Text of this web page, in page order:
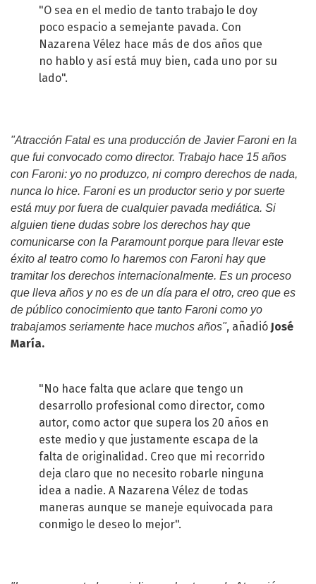
"O sea en el medio de tanto trabajo le doy
poco espacio a semejante pavada. Con
Nazarena Vélez hace más de dos años que
no hablo y así está muy bien, cada uno por su
lado".
"Atracción Fatal es una producción de Javier Faroni en la
que fui convocado como director. Trabajo hace 15 años
con Faroni: yo no produzco, ni compro derechos de nada,
nunca lo hice. Faroni es un productor serio y por suerte
está muy por fuera de cualquier pavada mediática. Si
alguien tiene dudas sobre los derechos hay que
comunicarse con la Paramount porque para llevar este
éxito al teatro como lo haremos con Faroni hay que
tramitar los derechos internacionalmente. Es un proceso
que lleva años y no es de un día para el otro, creo que es
de público conocimiento que tanto Faroni como yo
trabajamos seriamente hace muchos años", añadió José
María.
"No hace falta que aclare que tengo un
desarrollo profesional como director, como
autor, como actor que supera los 20 años en
este medio y que justamente escapa de la
falta de originalidad. Creo que mi recorrido
deja claro que no necesito robarle ninguna
idea a nadie. A Nazarena Vélez de todas
maneras aunque se maneje equivocada para
conmigo le deseo lo mejor".